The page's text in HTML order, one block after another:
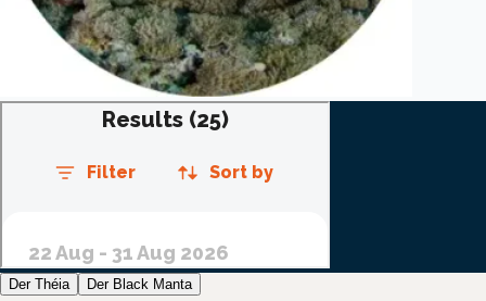
Der Théia Der Black Manta